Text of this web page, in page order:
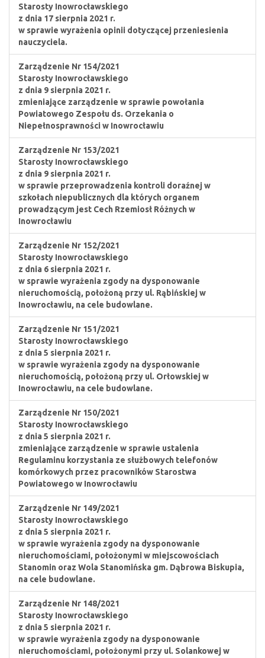
Starosty Inowrocławskiego
z dnia 17 sierpnia 2021 r.
w sprawie wyrażenia opinii dotyczącej przeniesienia
nauczyciela.
Zarządzenie Nr 154/2021
Starosty Inowrocławskiego
z dnia 9 sierpnia 2021 r.
zmieniające zarządzenie w sprawie powołania
Powiatowego Zespołu ds. Orzekania o
Niepełnosprawności w Inowrocławiu
Zarządzenie Nr 153/2021
Starosty Inowrocławskiego
z dnia 9 sierpnia 2021 r.
w sprawie przeprowadzenia kontroli doraźnej w
szkołach niepublicznych dla których organem
prowadzącym jest Cech Rzemiosł Różnych w
Inowrocławiu
Zarządzenie Nr 152/2021
Starosty Inowrocławskiego
z dnia 6 sierpnia 2021 r.
w sprawie wyrażenia zgody na dysponowanie
nieruchomością, położoną przy ul. Rąbińskiej w
Inowrocławiu, na cele budowlane.
Zarządzenie Nr 151/2021
Starosty Inowrocławskiego
z dnia 5 sierpnia 2021 r.
w sprawie wyrażenia zgody na dysponowanie
nieruchomością, położoną przy ul. Orłowskiej w
Inowrocławiu, na cele budowlane.
Zarządzenie Nr 150/2021
Starosty Inowrocławskiego
z dnia 5 sierpnia 2021 r.
zmieniające zarządzenie w sprawie ustalenia
Regulaminu korzystania ze służbowych telefonów
komórkowych przez pracowników Starostwa
Powiatowego w Inowrocławiu
Zarządzenie Nr 149/2021
Starosty Inowrocławskiego
z dnia 5 sierpnia 2021 r.
w sprawie wyrażenia zgody na dysponowanie
nieruchomościami, położonymi w miejscowościach
Stanomin oraz Wola Stanomińska gm. Dąbrowa Biskupia,
na cele budowlane.
Zarządzenie Nr 148/2021
Starosty Inowrocławskiego
z dnia 5 sierpnia 2021 r.
w sprawie wyrażenia zgody na dysponowanie
nieruchomościami, położonymi przy ul. Solankowej w